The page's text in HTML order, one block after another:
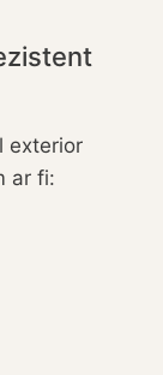
exterior
ar fi: